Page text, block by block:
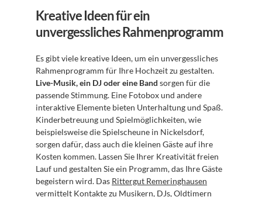
Kreative Ideen für ein
unvergessliches Rahmenprogramm
Es gibt viele kreative Ideen, um ein unvergessliches
Live-Musik, ein DJ oder eine Band sorgen für die
passende Stimmung. Eine Fotobox und andere
interaktive Elemente bieten Unterhaltung und Spaß.
Kinderbetreuung und Spielmöglichkeiten, wie
beispielsweise die Spielscheune in Nickelsdorf,
sorgen dafür, dass auch die kleinen Gäste auf ihre
Kosten kommen. Lassen Sie Ihrer Kreativität freien
Lauf und gestalten Sie ein Programm, das Ihre Gäste
begeistern wird. Das Rittergut Remeringhausen
vermittelt Kontakte zu Musikern, DJs, Oldtimern